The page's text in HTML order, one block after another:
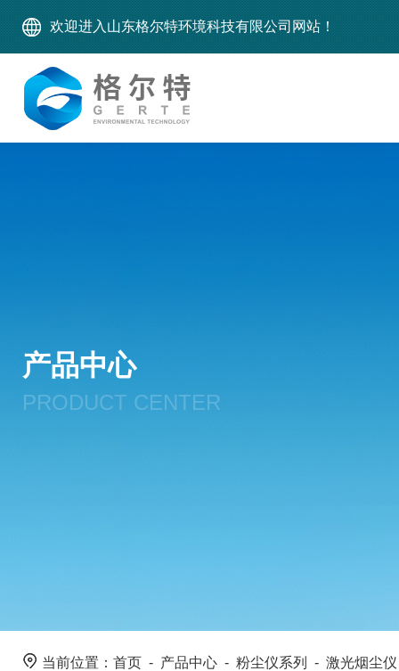
欢迎进入山东格尔特环境科技有限公司网站！
产品中心
PRODUCT CENTER
当前位置： 首页 - 产品中心 - 粉尘仪系列 - 激光烟尘仪